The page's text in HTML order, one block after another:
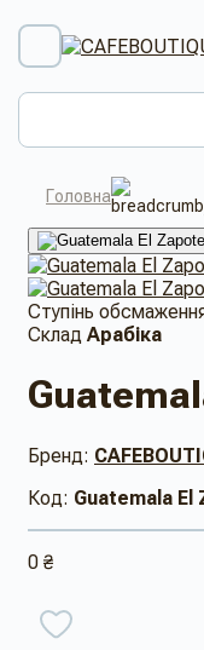
Головна
Ступінь
Склад Арабіка
Бренд:
Код: Guatemala El
0 ₴